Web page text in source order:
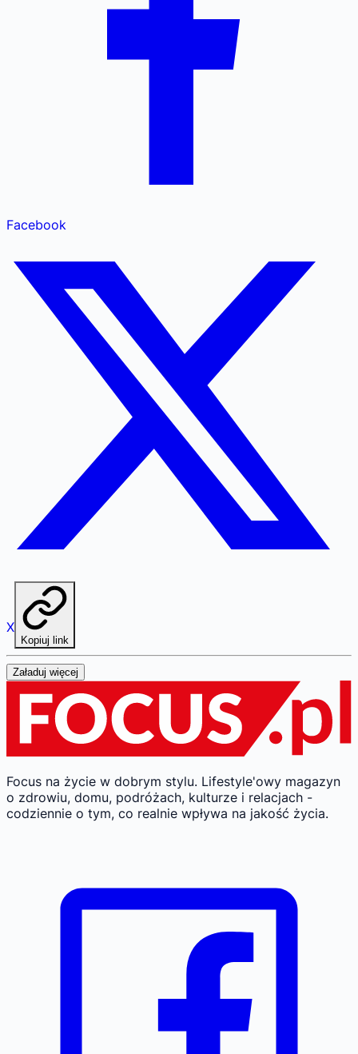
Facebook
X
Kopiuj link
Załaduj więcej
Focus na życie w dobrym stylu. Lifestyle'owy magazyn
o zdrowiu, domu, podróżach, kulturze i relacjach -
codziennie o tym, co realnie wpływa na jakość życia.